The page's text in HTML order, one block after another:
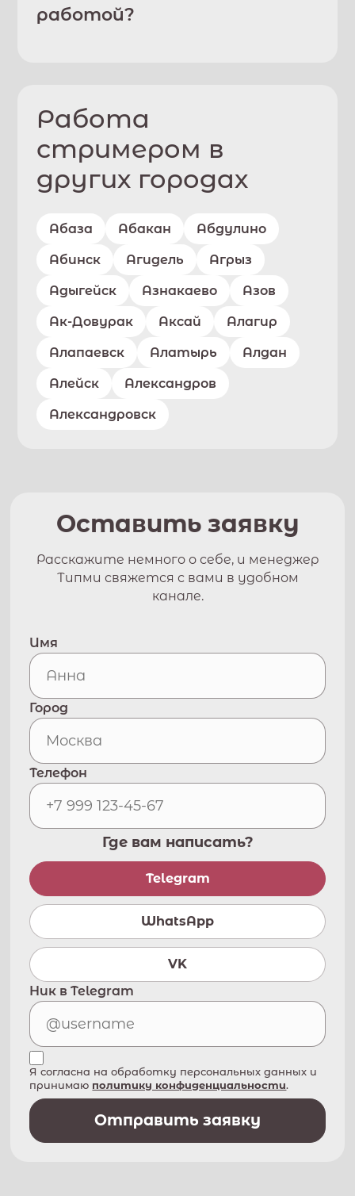
работой?
Работа
стримером в
других городах
Абаза Абакан Абдулино
Абинск Агидель Агрыз
Адыгейск Азнакаево Азов
Ак-Довурак Аксай Алагир
Алапаевск Алатырь Алдан
Алейск Александров
Александровск
Оставить заявку
Расскажите немного о себе, и менеджер
Типми свяжется с вами в удобном
канале.
Имя
Город
Телефон
Где вам написать?
Telegram
WhatsApp
VK
Ник в Telegram
Я согласна на обработку персональных данных и
принимаю политику конфиденциальности.
Отправить заявку